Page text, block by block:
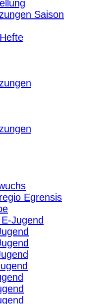
Saison
Egrensis
Jugend